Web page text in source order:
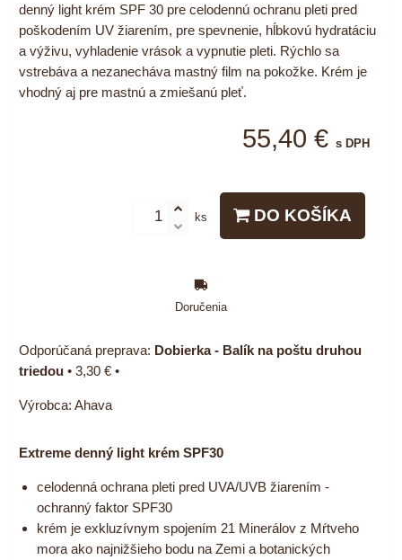
denný light krém SPF 30 pre celodennú ochranu pleti pred
poškodením UV žiarením, pre spevnenie, hĺbkovú hydratáciu
a výživu, vyhladenie vrások a vypnutie pleti. Rýchlo sa
vstrebáva a nezanecháva mastný film na pokožke. Krém je
vhodný aj pre mastnú a zmiešanú pleť.
55,40 € s DPH
ks DO KOŠÍKA
Doručenia
Dobierka - Balík na poštu druhou
triedou • 3,30 € •
Výrobca: Ahava
Extreme denný light krém SPF30
celodenná ochrana pleti pred UVA/UVB žiarením -
ochranný faktor SPF30
krém je exkluzívnym spojením 21 Minerálov z Mŕtveho
mora ako najnižšieho bodu na Zemi a botanických